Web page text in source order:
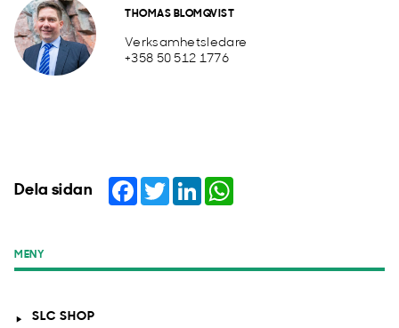
THOMAS BLOMQVIST
Verksamhetsledare
+358 50 512 1776
Dela sidan Facebook
TwitterLinkedIn
MENY
SLC SHOP